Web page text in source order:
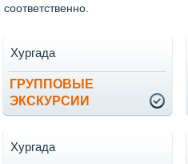
соответственно.
ГРУППОВЫЕ
ЭКСКУРСИИ
Хургада
Хургада